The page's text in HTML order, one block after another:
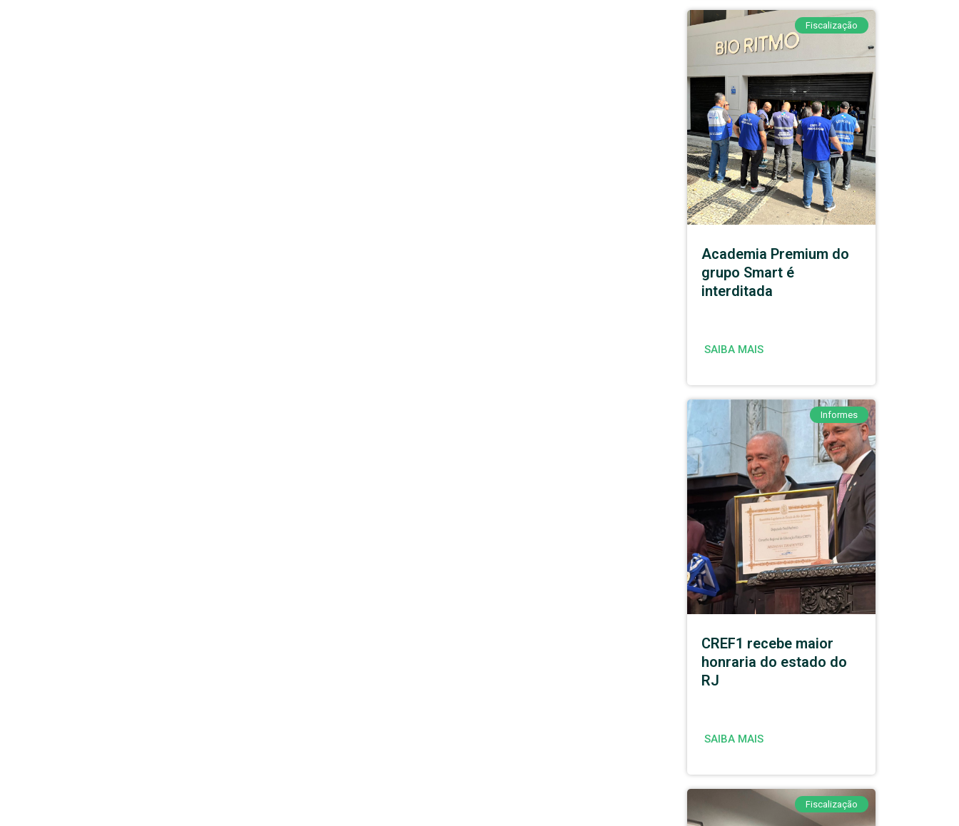
Fiscalização
Academia Premium do
grupo Smart é
interditada
SAIBA MAIS
Informes
CREF1 recebe maior
honraria do estado do
RJ
SAIBA MAIS
Fiscalização